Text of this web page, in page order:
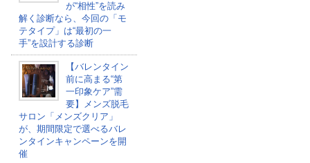
が“相性”を読み
解く診断なら、今回の「モ
テタイプ」は“最初の一
手”を設計する診断
【バレンタイン
前に高まる“第
一印象ケア”需
要】メンズ脱毛
サロン「メンズクリア」
が、期間限定で選べるバレ
ンタインキャンペーンを開
催